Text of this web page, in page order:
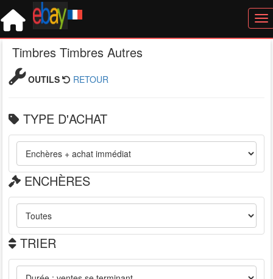
Timbres Timbres Autres
OUTILS RETOUR
TYPE D'ACHAT
ENCHÈRES
TRIER